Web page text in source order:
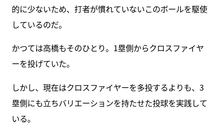
的に少ないため、打者が慣れていないこのボールを駆使
しているのだ。
かつては高橋もそのひとり。1塁側からクロスファイヤ
ーを投げていた。
しかし、現在はクロスファイヤーを多投するよりも、3
塁側にも立ちバリエーションを持たせた投球を実践して
いる。